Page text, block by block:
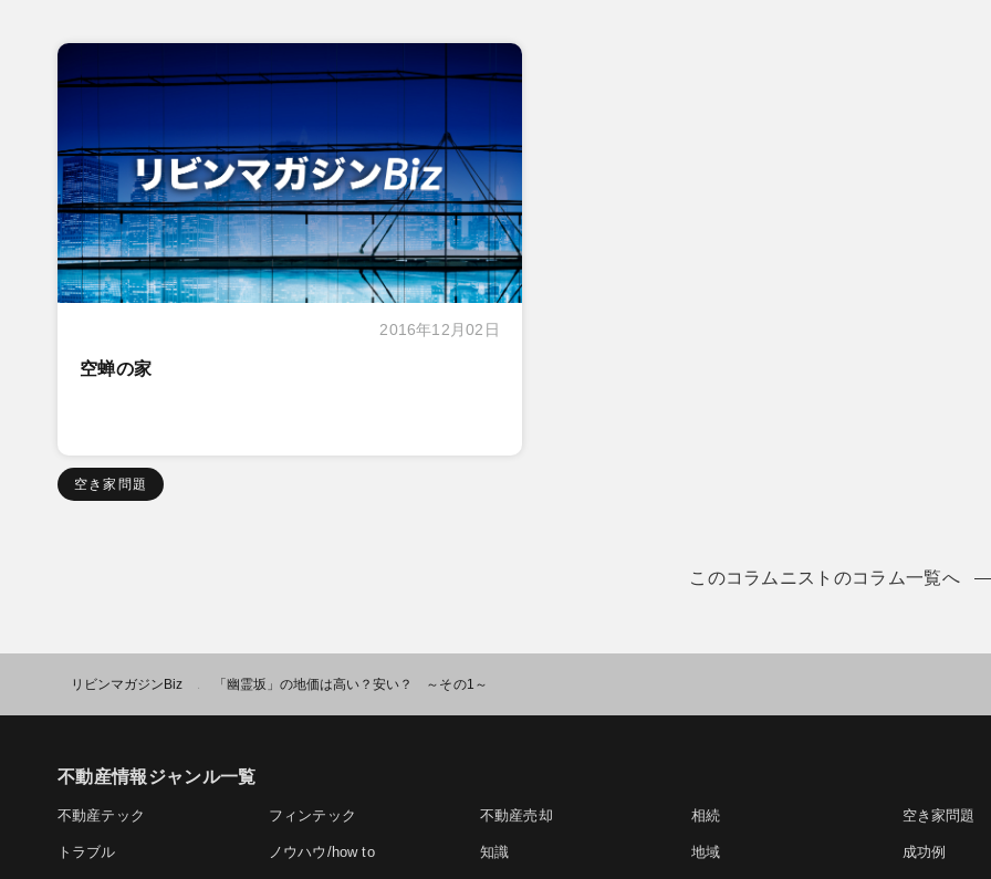
2016年12月02日
空蝉の家
空き家問題
このコラムニストのコラム一覧へ
リビンマガジンBiz > 「幽霊坂」の地価は高い？安い？ ～その1～
不動産情報ジャンル一覧
不動産テック フィンテック 不動産売却 相続 空き家問題
トラブル ノウハウ/how to 知識 地域 成功例